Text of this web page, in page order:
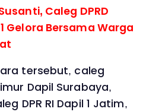
Caleg DPRD
Gelora Bersama Warga
tersebut, caleg
Dapil Surabaya,
DPR RI Dapil 1 Jatim,